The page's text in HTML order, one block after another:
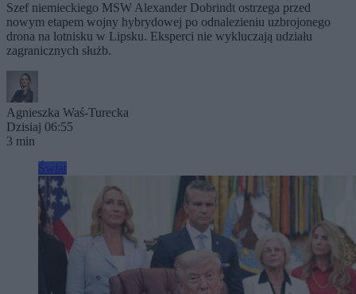
Szef niemieckiego MSW Alexander Dobrindt ostrzega przed
nowym etapem wojny hybrydowej po odnalezieniu uzbrojonego
drona na lotnisku w Lipsku. Eksperci nie wykluczają udziału
zagranicznych służb.
Agnieszka Waś-Turecka
Dzisiaj 06:55
3 min